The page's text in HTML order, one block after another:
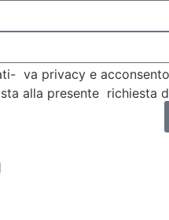
va privacy e
alla presente richiesta